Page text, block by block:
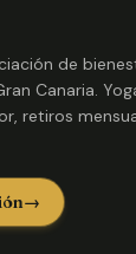
de
Canaria.
retiros
→